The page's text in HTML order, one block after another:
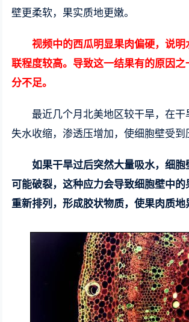
壁更柔软，果实质地更嫩。
视频中的西瓜明显果肉偏硬，说明
联程度较高。导致这一结果有的原因
分不足。
最近几个月北美地区较干旱，在干
失水收缩，渗透压增加，使细胞壁受到
如果干旱过后突然大量吸水，细胞
可能破裂，这种应力会导致细胞壁中
重新排列，形成胶状物质，使果肉质地